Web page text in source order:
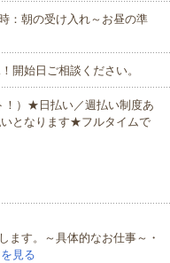
：朝の受け入れ～お昼の準
始日ご相談ください。
）★日払い／週払い制度あ
となります★フルタイムで
ます。～具体的なお仕事～・
見る